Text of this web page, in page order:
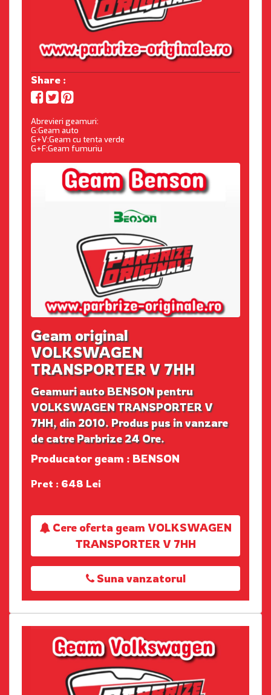
Share :
Abrevieri geamuri:
G:Geam auto
G+V:Geam cu tenta verde
G+F:Geam fumuriu
Geam original
VOLKSWAGEN
TRANSPORTER V 7HH
Geamuri auto BENSON pentru
VOLKSWAGEN TRANSPORTER V
7HH, din 2010. Produs pus in vanzare
de catre Parbrize 24 Ore.
Producator geam : BENSON
Pret : 648 Lei
Cere oferta geam VOLKSWAGEN
TRANSPORTER V 7HH
Suna vanzatorul